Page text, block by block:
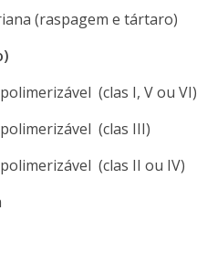
(raspagem e tártaro)
(clas I, V ou VI)
(clas III)
(clas II ou IV)